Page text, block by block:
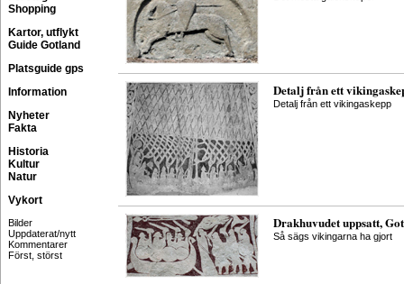
Shopping
Kartor, utflykt
Guide Gotland
Platsguide gps
Information
Nyheter
Fakta
Historia
Kultur
Natur
Vykort
Bilder
Uppdaterat/nytt
Kommentarer
Först, störst
Detalj från ett
Detalj från ett vikingaskepp
Drakhuvudet uppsatt,
Så sägs vikingarna ha gjort